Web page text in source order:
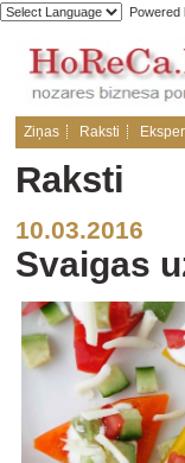
Powered
Ziņas Raksti
Raksti
10.03.2016
Svaigas